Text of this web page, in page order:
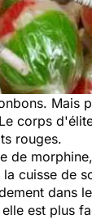
Mais
corps
rouges.
de
cuisse de
dans
est plus